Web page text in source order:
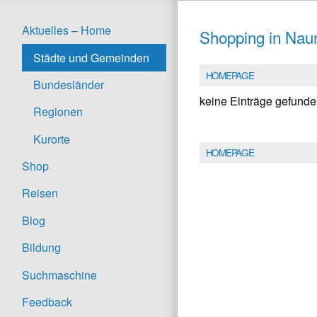
Aktuelles – Home
Städte und Gemeinden
Bundesländer
Regionen
Kurorte
Shop
Reisen
Blog
Bildung
Suchmaschine
Feedback
Shopping in
HOMEPAGE
keine Einträge
HOMEPAGE